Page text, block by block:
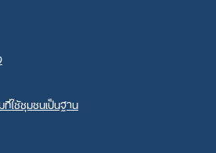
ช้ชุมชนเป็นฐาน